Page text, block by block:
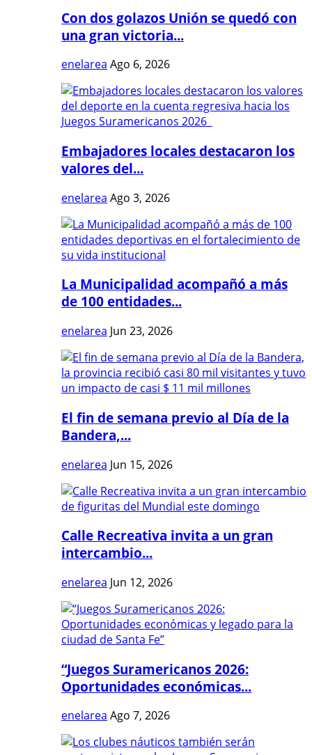
Con dos golazos Unión se quedó con
una gran victoria...
enelarea Ago 6, 2026
Embajadores locales destacaron los
valores del...
enelarea Ago 3, 2026
La Municipalidad acompañó a más
de 100 entidades...
enelarea Jun 23, 2026
El fin de semana previo al Día de la
Bandera,...
enelarea Jun 15, 2026
Calle Recreativa invita a un gran
intercambio...
enelarea Jun 12, 2026
“Juegos Suramericanos 2026:
Oportunidades económicas...
enelarea Ago 7, 2026